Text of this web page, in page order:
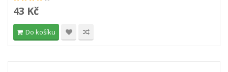
43 Kč
Do košíku